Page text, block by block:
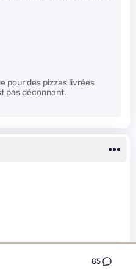
85
pour des pizzas livrées
pas déconnant.